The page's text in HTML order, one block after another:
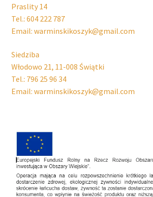
Praslity 14
Tel.: 604 222 787
Email: warminskikoszyk@gmail.com
Siedziba
Włodowo 21, 11-008 Świątki
Tel.: 796 25 96 34
Email: warminskikoszyk@gmail.com